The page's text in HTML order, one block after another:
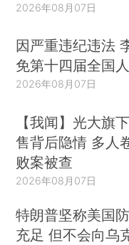
2026年08月07日
因严重违纪违法
免第十四届全国
2026年08月07日
【我闻】光大旗
售背后隐情 多人
败案被查
2026年08月07日
特朗普坚称美国
充足 但不会向乌